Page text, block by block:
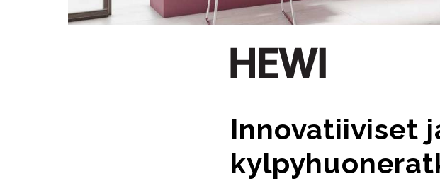
Innovatiiviset